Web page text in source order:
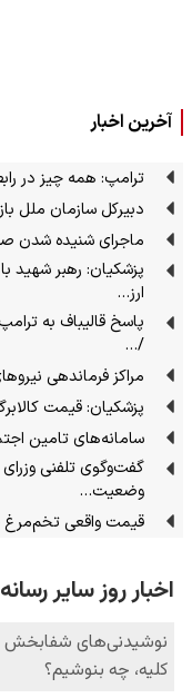
آخرین اخبار
ترامپ: همه چیز در
دبیرکل سازمان ملل
ماجرای شنیده شدن
پزشکیان: رهبر شهید
ارز…
پاسخ قالیباف به
/…
مراکز فرماندهی
پزشکیان: قیمت
سامانه‌های تامین
گفت‌وگوی تلفنی وزرای
وضعیت…
قیمت واقعی تخم‌مرغ